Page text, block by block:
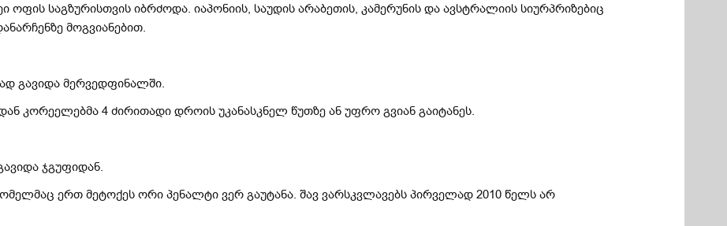
საგზურისთვის იბრძოდა. იაპონიის, საუდის არაბეთის, კამერუნის და ავსტრალიის სიურპრიზებიც
მოგვიანებით.
გავიდა მერვედფინალში.
კორეელებმა 4 ძირითადი დროის უკანასკნელ წუთზე ან უფრო გვიან გაიტანეს.
ჯგუფიდან.
ერთ მეტოქეს ორი პენალტი ვერ გაუტანა. შავ ვარსკვლავებს პირველად 2010 წელს არ